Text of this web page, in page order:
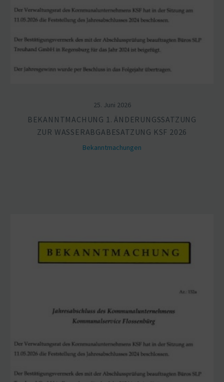
25. Juni 2026
BEKANNT­MA­CHUNG 1. ÄNDERUNGS­SATZUNG
ZUR WASSER­AB­GA­BE­SATZUNG KSF 2026
Bekannt­ma­chungen